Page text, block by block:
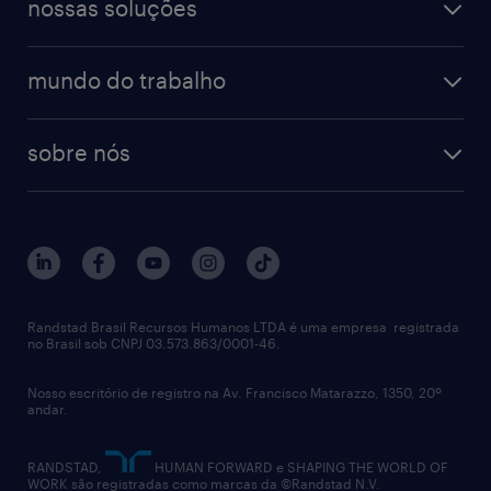
tecnologia da informação
contato
soluções
nossas soluções
digital
mundo do trabalho
notícias de rh
sobre nós
trabalhe conosco
imprensa
políticas corporativas
relatório anual
Randstad Brasil Recursos Humanos LTDA é uma empresa registrada
no Brasil sob CNPJ 03.573.863/0001-46.
Nosso escritório de registro na Av. Francisco Matarazzo, 1350, 20º
andar.
RANDSTAD,
HUMAN FORWARD e SHAPING THE WORLD OF
WORK são registradas como marcas da ©Randstad N.V.